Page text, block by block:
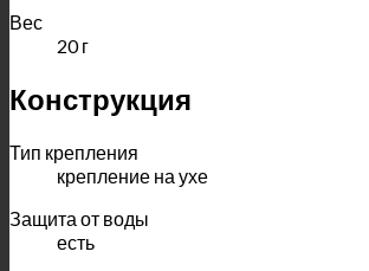
Вес
20 г
Конструкция
Тип крепления
крепление на ухе
Защита от воды
есть